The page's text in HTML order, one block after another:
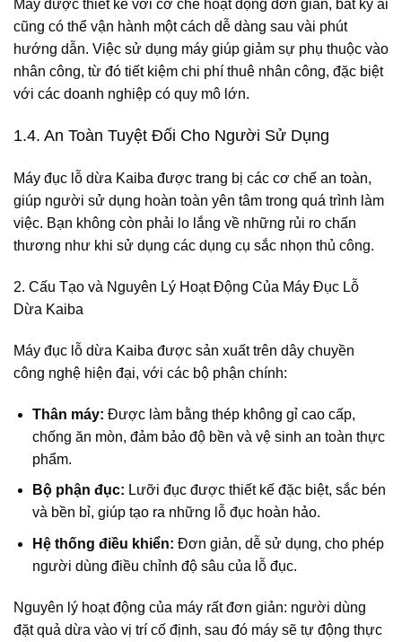
Máy được thiết kế với cơ chế hoạt động đơn giản, bất kỳ ai
cũng có thể vận hành một cách dễ dàng sau vài phút
hướng dẫn. Việc sử dụng máy giúp giảm sự phụ thuộc vào
nhân công, từ đó tiết kiệm chi phí thuê nhân công, đặc biệt
với các doanh nghiệp có quy mô lớn.
1.4. An Toàn Tuyệt Đối Cho Người Sử Dụng
Máy đục lỗ dừa Kaiba được trang bị các cơ chế an toàn,
giúp người sử dụng hoàn toàn yên tâm trong quá trình làm
việc. Bạn không còn phải lo lắng về những rủi ro chấn
thương như khi sử dụng các dụng cụ sắc nhọn thủ công.
2. Cấu Tạo và Nguyên Lý Hoạt Động Của Máy Đục Lỗ
Dừa Kaiba
Máy đục lỗ dừa Kaiba được sản xuất trên dây chuyền
công nghệ hiện đại, với các bộ phận chính:
Thân máy: Được làm bằng thép không gỉ cao cấp,
chống ăn mòn, đảm bảo độ bền và vệ sinh an toàn thực
phẩm.
Bộ phận đục: Lưỡi đục được thiết kế đặc biệt, sắc bén
và bền bỉ, giúp tạo ra những lỗ đục hoàn hảo.
Hệ thống điều khiển: Đơn giản, dễ sử dụng, cho phép
người dùng điều chỉnh độ sâu của lỗ đục.
Nguyên lý hoạt động của máy rất đơn giản: người dùng
đặt quả dừa vào vị trí cố định, sau đó máy sẽ tự động thực